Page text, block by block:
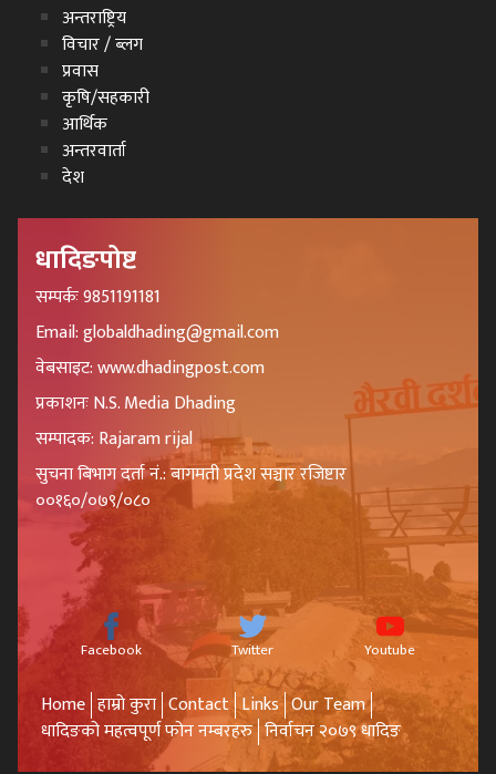
अन्तराष्ट्रिय
विचार / ब्लग
प्रवास
कृषि/सहकारी
आर्थिक
अन्तरवार्ता
देश
धादिङपोष्ट
सम्पर्कः 9851191181
Email: globaldhading@gmail.com
वेबसाइट: www.dhadingpost.com
प्रकाशनः N.S. Media Dhading
सम्पादक: Rajaram rijal
सुचना बिभाग दर्ता नं.: बागमती प्रदेश सञ्चार रजिष्टार
००१६०/०७९/०८०
Facebook Twitter Youtube
Home हाम्रो कुरा Contact Links Our Team
धादिङको महत्वपूर्ण फोन नम्बरहरु निर्वाचन २०७९ धादिङ